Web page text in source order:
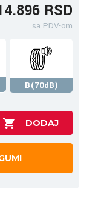
RSD
sa PDV-om
B(70dB)